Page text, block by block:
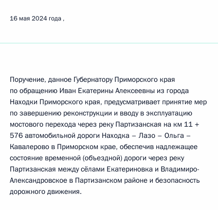
16 мая 2024 года
Поручение, данное Губернатору Приморского края
по обращению Иван Екатерины Алексеевны из города
Находки Приморского края, предусматривает принятие мер
по завершению реконструкции и вводу в эксплуатацию
мостового перехода через реку Партизанская на км 11 +
576 автомобильной дороги Находка – Лазо – Ольга –
Кавалерово в Приморском крае, обеспечив надлежащее
состояние временной (объездной) дороги через реку
Партизанская между сёлами Екатериновка и Владимиро-
Александровское в Партизанском районе и безопасность
дорожного движения.